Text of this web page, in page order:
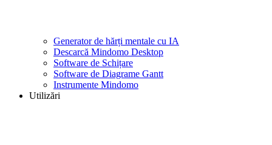
Generator de hărți mentale cu IA
Descarcă Mindomo Desktop
Software de Schițare
Software de Diagrame Gantt
Instrumente Mindomo
Utilizări